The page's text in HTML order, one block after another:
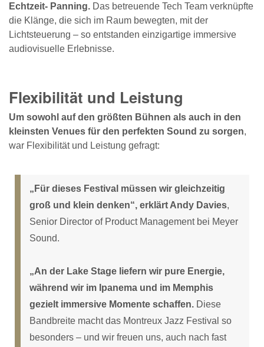
Echtzeit- Panning. Das betreuende Tech Team verknüpfte
die Klänge, die sich im Raum bewegten, mit der
Lichtsteuerung – so entstanden einzigartige immersive
audiovisuelle Erlebnisse.
Flexibilität und Leistung
Um sowohl auf den größten Bühnen als auch in den
kleinsten Venues für den perfekten Sound zu sorgen,
war Flexibilität und Leistung gefragt:
„Für dieses Festival müssen wir gleichzeitig
groß und klein denken“, erklärt Andy Davies,
Senior Director of Product Management bei Meyer
Sound.
„An der Lake Stage liefern wir pure Energie,
während wir im Ipanema und im Memphis
gezielt immersive Momente schaffen. Diese
Bandbreite macht das Montreux Jazz Festival so
besonders – und wir freuen uns, auch nach fast